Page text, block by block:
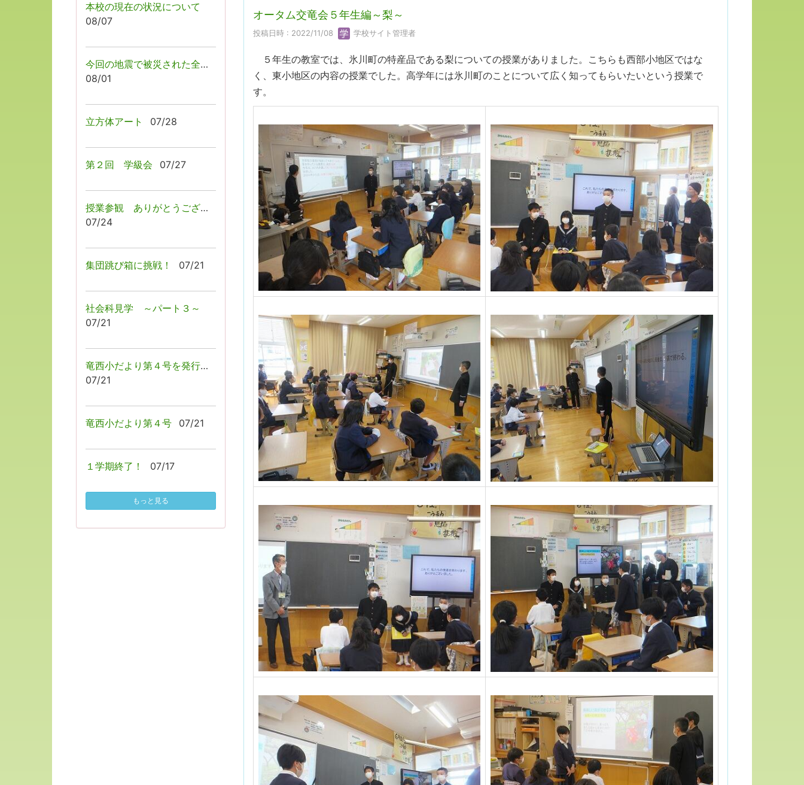
オータム交竜会５年生編～梨～
投稿日時 : 2022/11/08 学校サイト管理者
５年生の教室では、氷川町の特産品である梨についての授業がありました。こちらも西部小地区ではな
く、東小地区の内容の授業でした。高学年には氷川町のことについて広く知ってもらいたいという授業で
す。
本校の現在の状況について
08/07
今回の地震で被災された全ての皆様へ
08/01
立方体アート 07/28
第２回 学級会 07/27
授業参観 ありがとうございましたっ！
07/24
集団跳び箱に挑戦！ 07/21
社会科見学 ～パート３～
07/21
竜西小だより第４号を発行しました！
07/21
竜西小だより第４号 07/21
１学期終了！ 07/17
もっと見る